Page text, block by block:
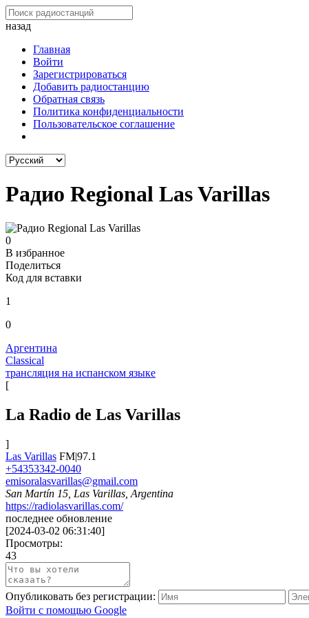
назад
Главная
Войти
Зарегистрироваться
Добавить радиостанцию
Обратная связь
Политика конфиденциальности
Пользовательское соглашение
Радио Regional Las Varillas
0
В избранное
Поделиться
Код для вставки
1
0
Аргентина
Classical
трансляция на испанском языке
[
La Radio de Las Varillas
]
Las Varillas FM|97.1
+54353342-0040
emisoralasvarillas@gmail.com
San Martín 15, Las Varillas, Argentina
https://radiolasvarillas.com/
последнее обновление
[2024-03-02 06:31:40]
Просмотры:
43
Опубликовать без регистрации:
Войти с помощью Google